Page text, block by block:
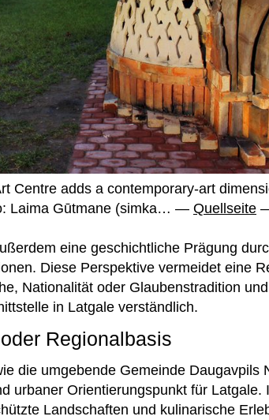
Centre adds a contemporary-art
Laima Gūtmane (simka… — Quellseite
eine geschichtliche Prägung
Diese Perspektive vermeidet eine
Nationalität oder Glaubenstradition
in Latgale verständlich.
Regionalbasis
die umgebende Gemeinde Daugavpils
urbaner Orientierungspunkt für Latgale.
Landschaften und kulinarische